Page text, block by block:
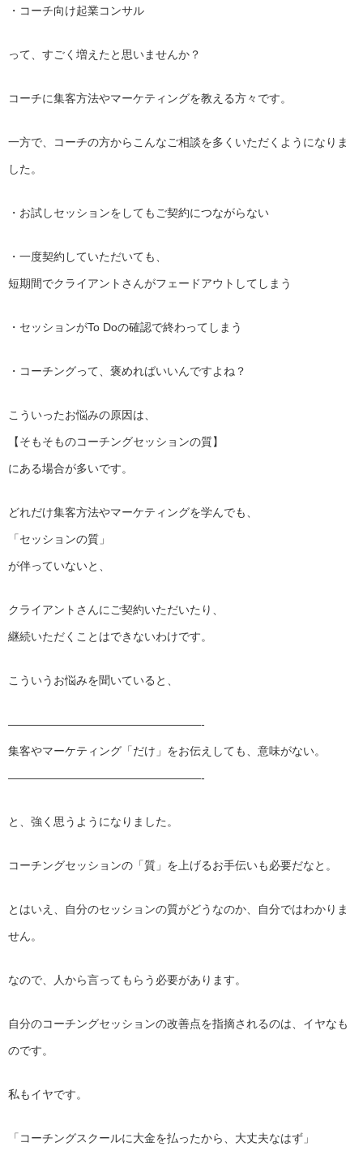
・コーチ向け起業コンサル
って、すごく増えたと思いませんか？
コーチに集客方法やマーケティングを教える方々です。
一方で、 コーチの方からこんなご相談を多くいただくようになりま
した。
・お試しセッションをしてもご契約につながらない
・一度契約していただいても、
短期間でクライアントさんがフェードアウトしてしまう
・セッションがTo Doの確認で終わってしまう
・コーチングって、褒めればいいんですよね？
こういったお悩みの原因は、
【そもそものコーチングセッションの質】
にある場合が多いです。
どれだけ集客方法やマーケティングを学んでも、
「セッションの質」
が伴っていないと、
クライアントさんにご契約いただいたり、
継続いただくことはできないわけです。
こういうお悩みを聞いていると、
—————————————————-
集客やマーケティング「だけ」をお伝えしても、意味がない。
—————————————————-
と、強く思うようになりました。
コーチングセッションの「質」を上げるお手伝いも必要だなと。
とはいえ、自分のセッションの質がどうなのか、 自分ではわかりま
せん。
なので、人から言ってもらう必要があります。
自分のコーチングセッションの改善点を指摘されるのは、 イヤなも
のです。
私もイヤです。
「コーチングスクールに大金を払ったから、大丈夫なはず」